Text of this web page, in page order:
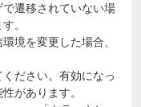
遷移されていない場
。
境を変更した場合、
ださい。有効になっ
があります。